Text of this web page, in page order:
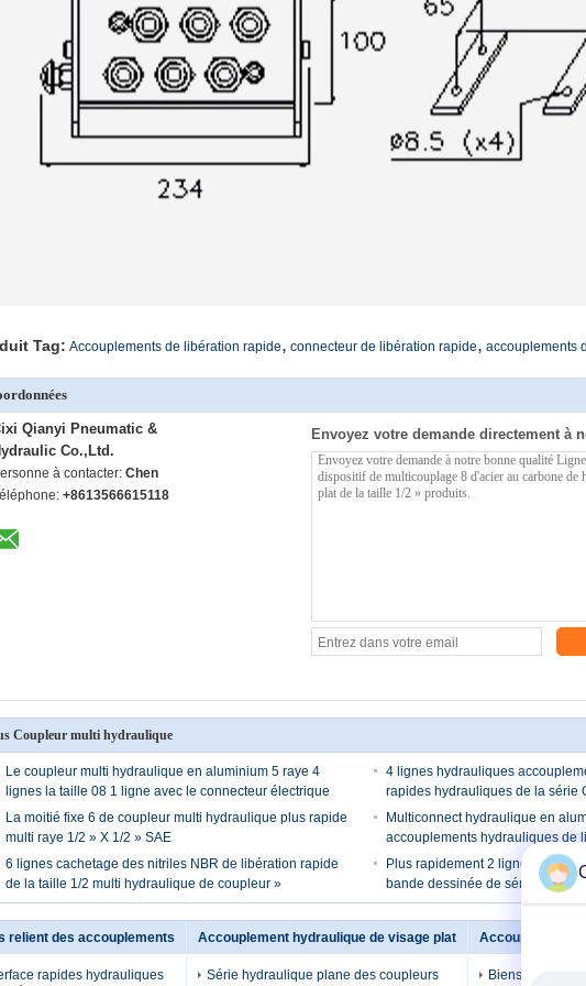
Tag: Accouplements de libération rapide, connecteur de libération rapide, accouplements
Qianyi Pneumatic &
Co.,Ltd.
à contacter: Chen
+8613566615118
Envoyez votre demande directement à
Coupleur multi hydraulique
Le coupleur multi hydraulique en aluminium 5 raye 4
lignes la taille 08 1 ligne avec le connecteur électrique
4 lignes hydrauliques
rapides hydrauliques de la série
La moitié fixe 6 de coupleur multi hydraulique plus rapide
multi raye 1/2 » X 1/2 » SAE
Multiconnect hydraulique en
accouplements hydrauliques de
6 lignes cachetage des nitriles NBR de libération rapide
de la taille 1/2 multi hydraulique de coupleur »
Plus rapidement 2 lignes multi
bande dessinée de série du
relient des accouplements
rapides hydrauliques
Accouplement hydraulique de visage plat
Série hydraulique plane des coupleurs
Accouplement
Biens plaqués